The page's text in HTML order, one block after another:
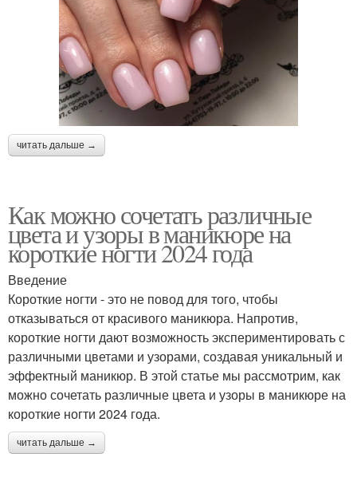
читать дальше →
Как можно сочетать различные
цвета и узоры в маникюре на
короткие ногти 2024 года
Введение
Короткие ногти - это не повод для того, чтобы
отказываться от красивого маникюра. Напротив,
короткие ногти дают возможность экспериментировать с
различными цветами и узорами, создавая уникальный и
эффектный маникюр. В этой статье мы рассмотрим, как
можно сочетать различные цвета и узоры в маникюре на
короткие ногти 2024 года.
читать дальше →